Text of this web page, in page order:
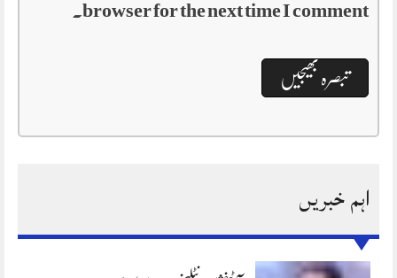
browser for the next time I comment.
اہم خبریں